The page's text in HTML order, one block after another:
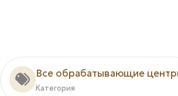
Все обрабатывающие
Категория